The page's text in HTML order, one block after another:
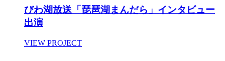
びわ湖放送「琵琶湖まんだら」インタビュー
出演
VIEW PROJECT